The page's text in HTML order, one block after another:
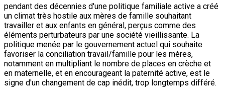
pendant des décennies d'une politique familiale active a créé
un climat très hostile aux mères de famille souhaitant
travailler et aux enfants en général, perçus comme des
éléments perturbateurs par une société vieillissante. La
politique menée par le gouvernement actuel qui souhaite
favoriser la conciliation travail/famille pour les mères,
notamment en multipliant le nombre de places en crèche et
en maternelle, et en encourageant la paternité active, est le
signe d'un changement de cap inédit, trop longtemps différé.